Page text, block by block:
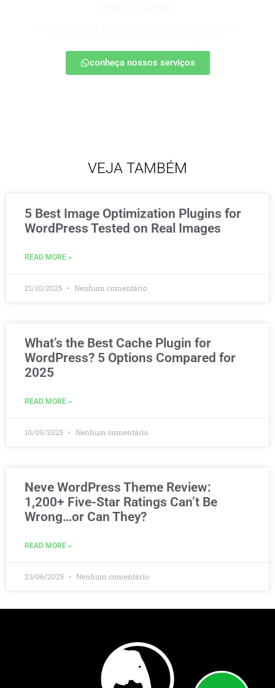
conheça nossos serviços
VEJA TAMBÉM
5 Best Image Optimization Plugins for
WordPress Tested on Real Images
READ MORE »
21/10/2025 Nenhum comentário
What’s the Best Cache Plugin for
WordPress? 5 Options Compared for
2025
READ MORE »
10/09/2025 Nenhum comentário
Neve WordPress Theme Review:
1,200+ Five-Star Ratings Can’t Be
Wrong…or Can They?
READ MORE »
23/06/2025 Nenhum comentário